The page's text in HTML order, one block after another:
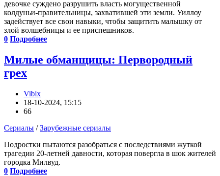
девочке суждено разрушить власть могущественной
колдуньи-правительницы, захватившей эти земли. Уиллоу
задействует все свои навыки, чтобы защитить малышку от
злой волшебницы и ее приспешников.
0 Подробнее
Милые обманщицы: Первородный
грех
Vibix
18-10-2024, 15:15
66
Сериалы /Зарубежные сериалы
Подростки пытаются разобраться с последствиями жуткой
трагедии 20-летней давности, которая повергла в шок жителей
городка Милвуд.
0 Подробнее